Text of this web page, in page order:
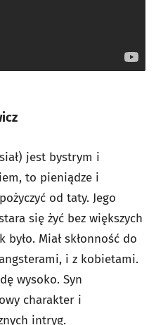
jest bystrym i
to pieniądze i
od taty. Jego
się żyć bez większych
Miał skłonność do
i z kobietami.
wysoko. Syn
charakter i
intryg.